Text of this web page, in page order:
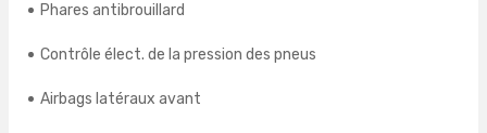
Phares antibrouillard
Contrôle élect. de la pression des pneus
Airbags latéraux avant